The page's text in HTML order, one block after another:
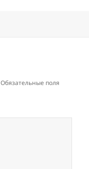
Обязательные поля